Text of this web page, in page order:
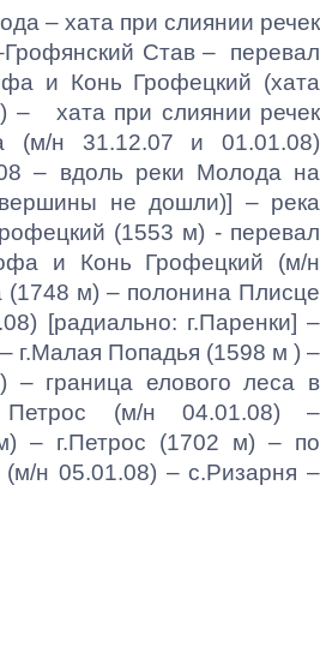
– хата при слиянии речек
Став – перевал
и Конь Грофецкий (хата
– хата при слиянии речек
н 31.12.07 и 01.01.08)
– вдоль реки Молода на
не дошли)] – река
(1553 м) - перевал
и Конь Грофецкий (м/н
(1748 м) – полонина Плисце
[радиально: г.Паренки] –
г.Малая Попадья (1598 м ) –
– граница елового леса в
Петрос (м/н 04.01.08) –
– г.Петрос (1702 м) – по
(м/н 05.01.08) – с.Ризарня –